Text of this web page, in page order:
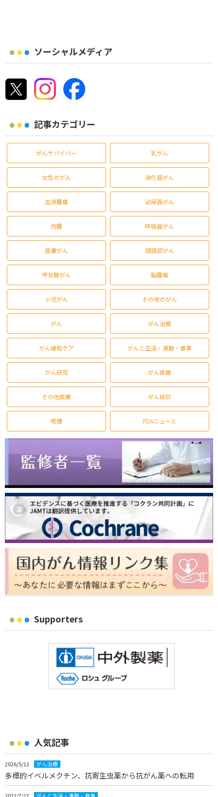
ソーシャルメディア
記事カテゴリー
がんサバイバー 乳がん
女性のがん 消化器がん
血液腫瘍 泌尿器がん
肉腫 呼吸器がん
皮膚がん 頭頸部がん
甲状腺がん 脳腫瘍
小児がん その他のがん
がん がん治療
がん緩和ケア がんと生活・運動・食事
がん研究 がん医療
その他医療 がん検診
喫煙 FDAニュース
Supporters
人気記事
2026/5/11 がん治療
多標的イベルメクチン、抗寄生虫薬から抗がん薬への転用